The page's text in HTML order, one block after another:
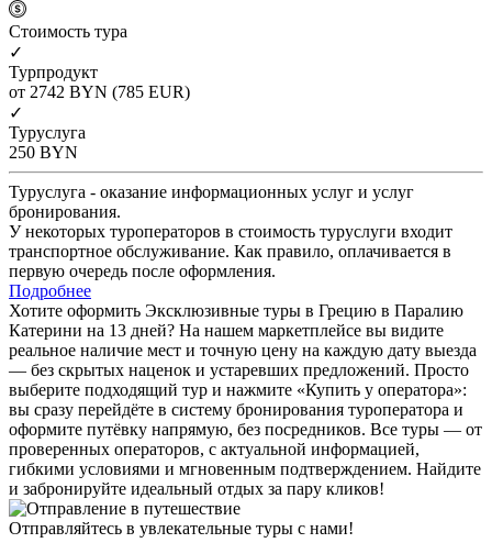
Cтоимость тура
✓
Турпродукт
от 2742 BYN (785 EUR)
✓
Туруслуга
250 BYN
Туруслуга - оказание информационных услуг и услуг
бронирования.
У некоторых туроператоров в стоимость туруслуги входит
транспортное обслуживание. Как правило, оплачивается в
первую очередь после оформления.
Подробнее
Хотите оформить Эксклюзивные туры в Грецию в Паралию
Катерини на 13 дней? На нашем маркетплейсе вы видите
реальное наличие мест и точную цену на каждую дату выезда
— без скрытых наценок и устаревших предложений. Просто
выберите подходящий тур и нажмите «Купить у оператора»:
вы сразу перейдёте в систему бронирования туроператора и
оформите путёвку напрямую, без посредников. Все туры — от
проверенных операторов, с актуальной информацией,
гибкими условиями и мгновенным подтверждением. Найдите
и забронируйте идеальный отдых за пару кликов!
Отправляйтесь в увлекательные туры с нами!